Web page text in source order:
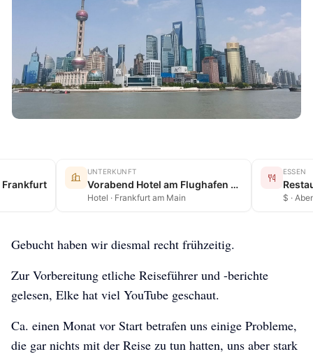
UNTERKUNFT
Vorabend Hotel am Flughafen Frankfurt
Hotel · Frankfurt am Main
ESSEN
$ ·
Gebucht haben wir diesmal recht frühzeitig.
Zur Vorbereitung etliche Reiseführer und -berichte
gelesen, Elke hat viel YouTube geschaut.
Ca. einen Monat vor Start betrafen uns einige Probleme,
die gar nichts mit der Reise zu tun hatten, uns aber stark